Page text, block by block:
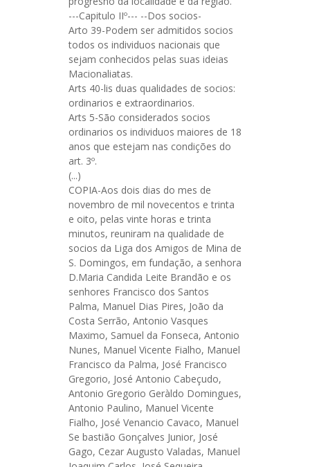
---Capitulo IIº--- --Dos socios-
Arto 39-Podem ser admitidos socios
todos os individuos nacionais que
sejam conhecidos pelas suas ideias
Macionaliatas.
Arts 40-lis duas qualidades de socios:
ordinarios e extraordinarios.
Arts 5-São considerados socios
ordinarios os individuos maiores de 18
anos que estejam nas condições do
art. 3º.
(...)
COPIA-Aos dois dias do mes de
novembro de mil novecentos e trinta
e oito, pelas vinte horas e trinta
minutos, reuniram na qualidade de
socios da Liga dos Amigos de Mina de
S. Domingos, em fundação, a senhora
D.Maria Candida Leite Brandão e os
senhores Francisco dos Santos
Palma, Manuel Dias Pires, João da
Costa Serrão, Antonio Vasques
Maximo, Samuel da Fonseca, Antonio
Nunes, Manuel Vicente Fialho, Manuel
Francisco da Palma, José Francisco
Gregorio, José Antonio Cabeçudo,
Antonio Gregorio Geràldo Domingues,
Antonio Paulino, Manuel Vicente
Fialho, José Venancio Cavaco, Manuel
Se bastião Gonçalves Junior, José
Gago, Cezar Augusto Valadas, Manuel